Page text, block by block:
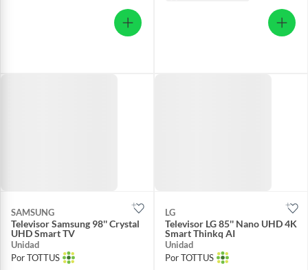
SAMSUNG
Televisor Samsung 98'' Crystal
UHD Smart TV
Unidad
Por TOTTUS
LG
Televisor LG 85'' Nano UHD 4K
Smart Thinkq AI
Unidad
Por TOTTUS